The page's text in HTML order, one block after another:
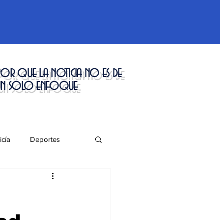
que la noticia no es de
solo enfoque
Deportes